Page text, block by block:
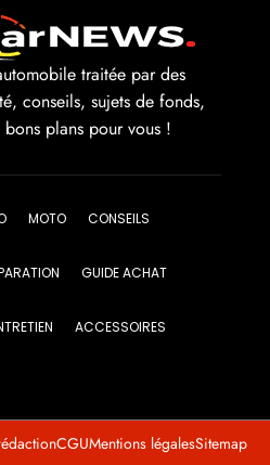
traitée par des
conseils, sujets de fonds,
bons plans pour vous !
MOTO CONSEILS
GUIDE ACHAT
ACCESSOIRES
CGUMentions légalesSitemap